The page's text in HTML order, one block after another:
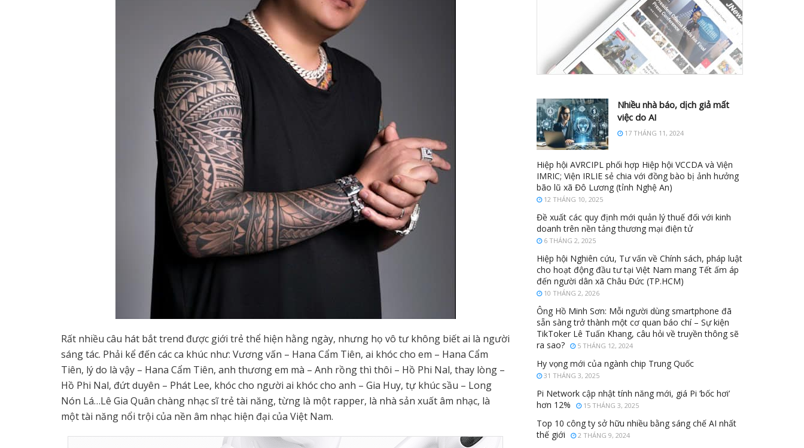
Rất nhiều câu hát bắt trend được giới trẻ thể hiện hằng ngày, nhưng họ vô tư không biết ai là người
sáng tác. Phải kể đến các ca khúc như: Vương vấn – Hana Cẩm Tiên, ai khóc cho em – Hana Cẩm
Tiên, lý do là vậy – Hana Cẩm Tiên, anh thương em mà – Anh rồng thì thôi – Hồ Phi Nal, thay lòng –
Hồ Phi Nal, đứt duyên – Phát Lee, khóc cho người ai khóc cho anh – Gia Huy, tự khúc sầu – Long
Nón Lá…Lê Gia Quân chàng nhạc sĩ trẻ tài năng, từng là một rapper, là nhà sản xuất âm nhạc, là
một tài năng nổi trội của nền âm nhạc hiện đại của Việt Nam.
Nhiều nhà báo, dịch giả mất
việc do AI
17 THÁNG 11, 2024
Hiệp hội AVRCIPL phối hợp Hiệp hội VCCDA và Viện
IMRIC; Viện IRLIE sẻ chia với đồng bào bị ảnh hưởng
bão lũ xã Đô Lương (tỉnh Nghệ An)
12 THÁNG 10, 2025
Đề xuất các quy định mới quản lý thuế đối với kinh
doanh trên nền tảng thương mại điện tử
6 THÁNG 2, 2025
Hiệp hội Nghiên cứu, Tư vấn về Chính sách, pháp luật
cho hoạt động đầu tư tại Việt Nam mang Tết ấm áp
đến người dân xã Châu Đức (TP.HCM)
10 THÁNG 2, 2026
Ông Hồ Minh Sơn: Mỗi người dùng smartphone đã
sẵn sàng trở thành một cơ quan báo chí – Sự kiện
TikToker Lê Tuấn Khang, câu hỏi về truyền thông sẽ
ra sao?
5 THÁNG 12, 2024
Hy vọng mới của ngành chip Trung Quốc
31 THÁNG 3, 2025
Pi Network cập nhật tính năng mới, giá Pi ‘bốc hơi’
hơn 12%
15 THÁNG 3, 2025
Top 10 công ty sở hữu nhiều bằng sáng chế AI nhất
thế giới
2 THÁNG 9, 2024